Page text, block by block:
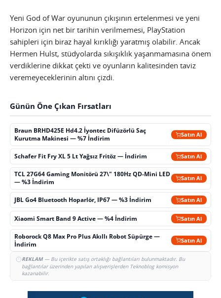
Yeni God of War oyununun çıkışının ertelenmesi ve yeni
Horizon için net bir tarihin verilmemesi, PlayStation
sahipleri için biraz hayal kırıklığı yaratmış olabilir. Ancak
Hermen Hulst, stüdyolarda sıkışıklık yaşanmamasına önem
verdiklerine dikkat çekti ve oyunların kalitesinden taviz
veremeyeceklerinin altını çizdi.
Günün Öne Çıkan Fırsatları
Braun BRHD425E Hd4.2 İyontec Difüzörlü Saç
Kurutma Makinesi — %7 İndirim
Satın Al
Schafer Fit Fry XL 5 Lt Yağsız Fritöz — İndirim Satın Al
TCL 27G64 Gaming Monitörü 27\" 180Hz QD-Mini LED
— %3 İndirim
Satın Al
JBL Go4 Bluetooth Hoparlör, IP67 — %3 İndirim Satın Al
Xiaomi Smart Band 9 Active — %4 İndirim Satın Al
Roborock Q8 Max Pro Plus Akıllı Robot Süpürge —
İndirim
Satın Al
REKLAM— Bu içerikte satış ortaklığı bağlantıları bulunmaktadır. Bu
bağlantılar üzerinden yapılan alışverişlerden Teknoblog komisyon
kazanabilir.